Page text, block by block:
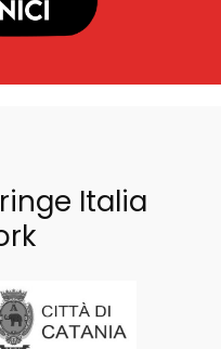
Italia